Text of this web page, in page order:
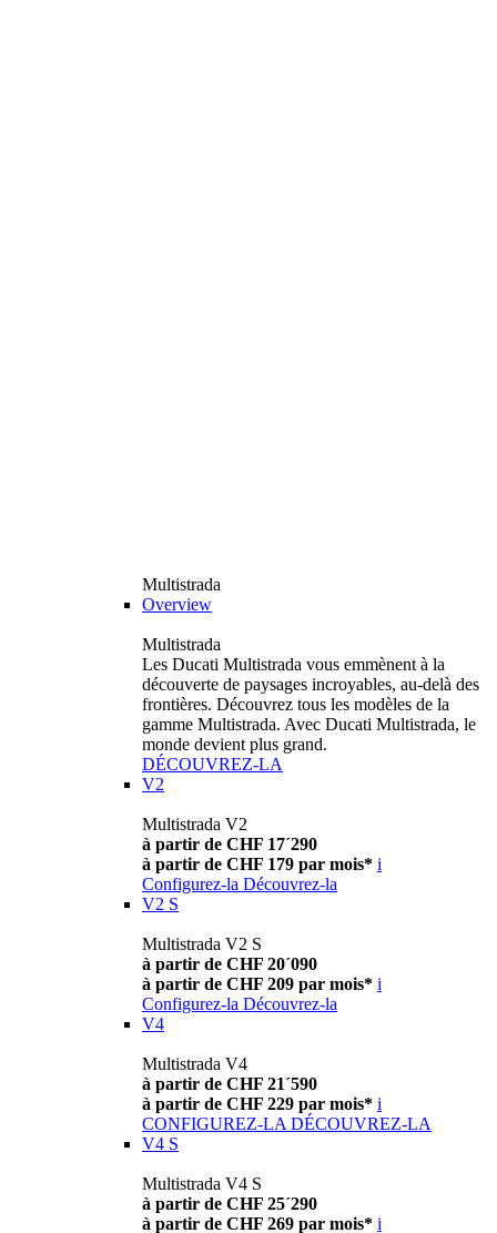
Multistrada
Overview
Multistrada
Les Ducati Multistrada vous emmènent à la
découverte de paysages incroyables, au-delà des
frontières. Découvrez tous les modèles de la
gamme Multistrada. Avec Ducati Multistrada, le
monde devient plus grand.
DÉCOUVREZ-LA
V2
Multistrada V2
à partir de CHF 17´290
à partir de CHF 179 par mois* i
Configurez-la Découvrez-la
V2 S
Multistrada V2 S
à partir de CHF 20´090
à partir de CHF 209 par mois* i
Configurez-la Découvrez-la
V4
Multistrada V4
à partir de CHF 21´590
à partir de CHF 229 par mois* i
CONFIGUREZ-LA DÉCOUVREZ-LA
V4 S
Multistrada V4 S
à partir de CHF 25´290
à partir de CHF 269 par mois* i